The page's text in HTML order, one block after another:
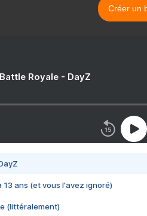
Créer un
Royale - DayZ
13 ans (et vous l'avez ignoré)
(littéralement)